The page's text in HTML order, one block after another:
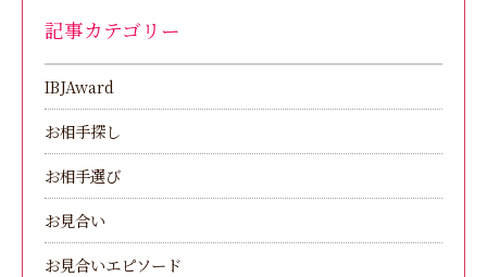
記事カテゴリー
IBJAward
お相手探し
お相手選び
お見合い
お見合いエピソード